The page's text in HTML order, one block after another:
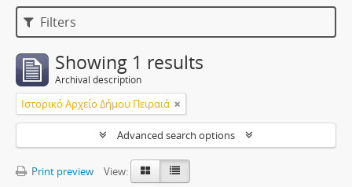
Filters
Showing 1 results
Archival description
Ιστορικό Αρχείο Δήμου Πειραιά
Advanced search options
Print preview
View: